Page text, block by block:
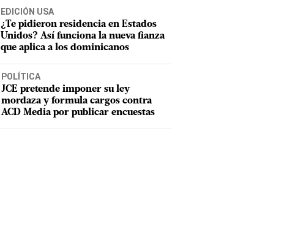
EDICIÓN USA
¿Te pidieron residencia en Estados
Unidos? Así funciona la nueva fianza
que aplica a los dominicanos
POLÍTICA
JCE pretende imponer su ley
mordaza y formula cargos contra
ACD Media por publicar encuestas